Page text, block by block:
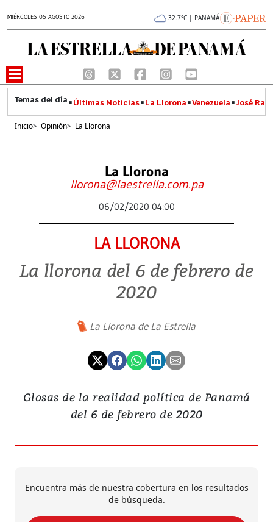
MIÉRCOLES 05 AGOSTO 2026 32.7°C | PANAMÁ
Últimas Noticias La Llorona Venezuela José
Inicio> Opinión> La Llorona
La Llorona
llorona@laestrella.com.pa
06/02/2020 04:00
LA LLORONA
La llorona del 6 de febrero de
2020
La Llorona de La Estrella
Glosas de la realidad política de Panamá
del 6 de febrero de 2020
Encuentra más de nuestra cobertura en los resultados
de búsqueda.